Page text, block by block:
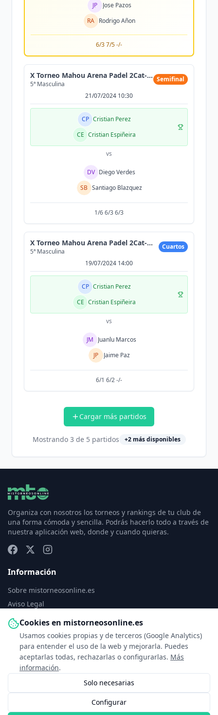
Cookies en mistorneosonline.es
Usamos cookies propias y de terceros (Google Analytics)
para entender el uso de la web y mejorarla. Puedes
aceptarlas todas, rechazarlas o configurarlas. Más
información.
Solo necesarias
Configurar
JP
Jose Pazos
RA Rodrigo Añon
6/3 7/5 -/-
X Torneo Mahou Arena Padel 2Cat-Max 300 parejas
5ª Masculina
Semifinal
21/07/2024 10:30
CP Cristian Perez
CE Cristian Espiñeira
vs
DV Diego Verdes
SB Santiago Blazquez
1/6 6/3 6/3
X Torneo Mahou Arena Padel 2Cat-Max 300 parejas
5ª Masculina
Cuartos
19/07/2024 14:00
CP Cristian Perez
CE Cristian Espiñeira
vs
JM
Juanlu Marcos
JP
Jaime Paz
6/1 6/2 -/-
Cargar más partidos
Mostrando 3 de 5 partidos +2más disponibles
Organiza con nosotros los torneos y rankings de tu club de
una forma cómoda y sencilla. Podrás hacerlo todo a través de
nuestra aplicación web, donde y cuando quieras.
Información
Sobre mistorneosonline.es
Aviso Legal
Política de Privacidad
Política de Cookies
Configurar cookies
Contacto
info@mistorneosonline.es